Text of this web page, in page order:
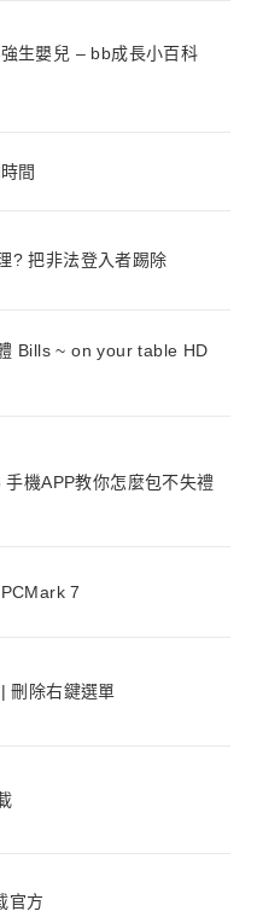
生嬰兒 – bb成長小百科
間
? 把非法登入者踢除
Bills ~ on your table HD
機APP教你怎麼包不失禮
7
刪除右鍵選單
官方